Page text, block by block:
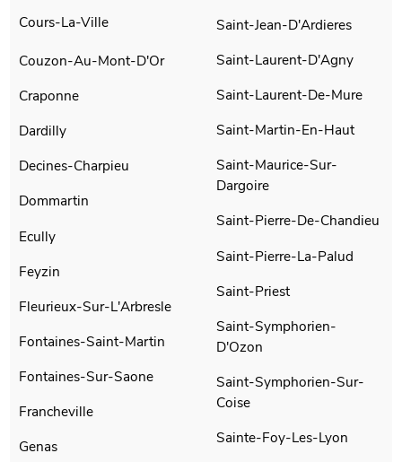
Cours-La-Ville
Couzon-Au-Mont-D'Or
Craponne
Dardilly
Decines-Charpieu
Dommartin
Ecully
Feyzin
Fleurieux-Sur-L'Arbresle
Fontaines-Saint-Martin
Fontaines-Sur-Saone
Francheville
Genas
Saint-Jean-D'Ardieres
Saint-Laurent-D'Agny
Saint-Laurent-De-Mure
Saint-Martin-En-Haut
Saint-Maurice-Sur-
Dargoire
Saint-Pierre-De-Chandieu
Saint-Pierre-La-Palud
Saint-Priest
Saint-Symphorien-
D'Ozon
Saint-Symphorien-Sur-
Coise
Sainte-Foy-Les-Lyon